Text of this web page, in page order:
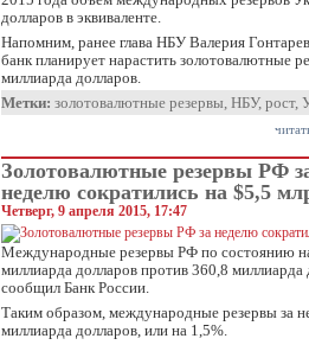
долларов в эквиваленте.
Напомним, ранее глава НБУ Валерия
банк планирует нарастить золотовалютные
миллиарда долларов.
Метки: золотовалютные резервы, НБУ, рост,
Золoтовалютные резервы РФ
неделю сократились на $5,5
Четверг, 9 апреля 2015, 17:47
Международные резервы РФ по состоянию
миллиарда долларов против 360,8 миллиарда
сообщил Банк России.
Таким образом, международные резервы за
миллиарда долларов, или на 1,5%.